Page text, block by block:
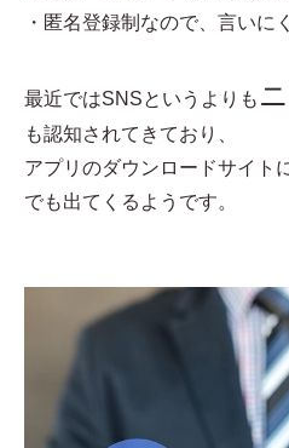
・匿名登録制なので、言いに
最近ではSNSというよりも
も認知されてきており、
アプリのダウンロードサイト
でも出てくるようです。